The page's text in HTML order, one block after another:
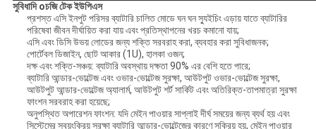
সুবিধাদি oচজি টেক ইউপিএস
প্রশস্ত এসি ইনপুট পরিসর ব্যাটারি চালিত মোডে ঘন ঘন স্যুইচিং এড়ায় যাতে ব্যাটারির
পরিষেবা জীবন দীর্ঘায়িত করা যায় এবং প্রতিস্থাপনের খরচ কমানো যায়;
এসি এবং ডিসি উভয় লোডের জন্য শক্তি সরবরাহ করা, ব্যবহার করা সুবিধাজনক;
পোর্টেবল ডিজাইন, ছোট আকার (1U), হালকা ওজন;
দক্ষ এবং শক্তি-সঞ্চয়: ব্যাটারি অবস্থায় দক্ষতা 90% এর বেশি হতে পারে;
ব্যাটারি আন্ডার-ভোল্টেজ এবং ওভার-ভোল্টেজ সুরক্ষা, আউটপুট ওভার-ভোল্টেজ সুরক্ষা,
আউটপুট আন্ডার-ভোল্টেজ অ্যালার্ম, আউটপুট শর্ট সার্কিট এবং অতিরিক্ত-তাপমাত্রা সুরক্ষা
ফাংশন সরবরাহ করা হয়েছে;
অনুপস্থিত অপারেশন ফাংশন: যদি মেইন পাওয়ার সাপ্লাই দীর্ঘ সময়ের জন্য ব্যর্থ হয় এবং
সিস্টেমের স্বয়ংক্রিয় সুরক্ষা ব্যাটারি আন্ডার-ভোল্টেজের কারণে সক্রিয় হয়, মেইন পাওয়ার